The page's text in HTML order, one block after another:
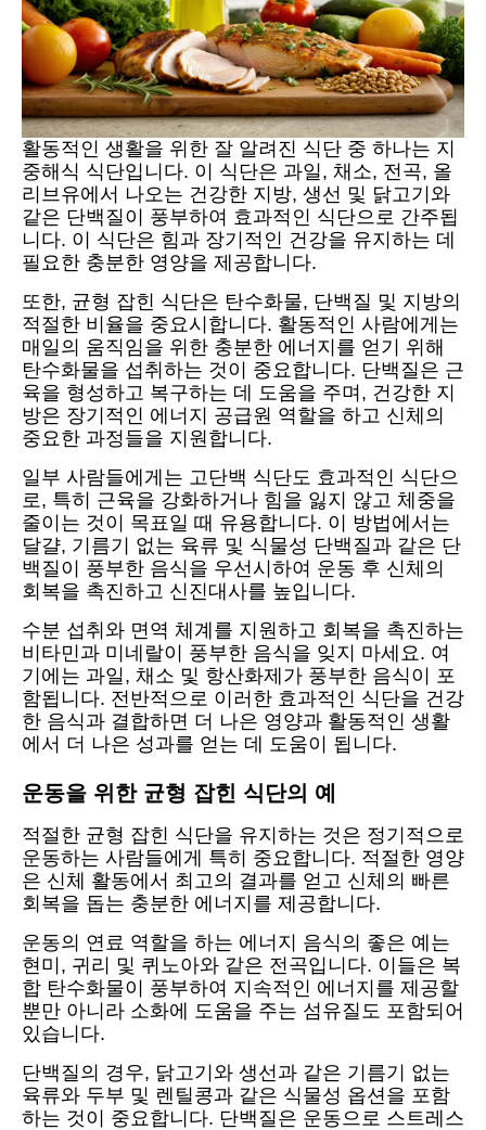
활동적인 생활을 위한 잘 알려진 식단 중 하나는 지
중해식 식단입니다. 이 식단은 과일, 채소, 전곡, 올
리브유에서 나오는 건강한 지방, 생선 및 닭고기와
같은 단백질이 풍부하여 효과적인 식단으로 간주됩
니다. 이 식단은 힘과 장기적인 건강을 유지하는 데
필요한 충분한 영양을 제공합니다.
또한, 균형 잡힌 식단은 탄수화물, 단백질 및 지방의
적절한 비율을 중요시합니다. 활동적인 사람에게는
매일의 움직임을 위한 충분한 에너지를 얻기 위해
탄수화물을 섭취하는 것이 중요합니다. 단백질은 근
육을 형성하고 복구하는 데 도움을 주며, 건강한 지
방은 장기적인 에너지 공급원 역할을 하고 신체의
중요한 과정들을 지원합니다.
일부 사람들에게는 고단백 식단도 효과적인 식단으
로, 특히 근육을 강화하거나 힘을 잃지 않고 체중을
줄이는 것이 목표일 때 유용합니다. 이 방법에서는
달걀, 기름기 없는 육류 및 식물성 단백질과 같은 단
백질이 풍부한 음식을 우선시하여 운동 후 신체의
회복을 촉진하고 신진대사를 높입니다.
수분 섭취와 면역 체계를 지원하고 회복을 촉진하는
비타민과 미네랄이 풍부한 음식을 잊지 마세요. 여
기에는 과일, 채소 및 항산화제가 풍부한 음식이 포
함됩니다. 전반적으로 이러한 효과적인 식단을 건강
한 음식과 결합하면 더 나은 영양과 활동적인 생활
에서 더 나은 성과를 얻는 데 도움이 됩니다.
운동을 위한 균형 잡힌 식단의 예
적절한 균형 잡힌 식단을 유지하는 것은 정기적으로
운동하는 사람들에게 특히 중요합니다. 적절한 영양
은 신체 활동에서 최고의 결과를 얻고 신체의 빠른
회복을 돕는 충분한 에너지를 제공합니다.
운동의 연료 역할을 하는 에너지 음식의 좋은 예는
현미, 귀리 및 퀴노아와 같은 전곡입니다. 이들은 복
합 탄수화물이 풍부하여 지속적인 에너지를 제공할
뿐만 아니라 소화에 도움을 주는 섬유질도 포함되어
있습니다.
단백질의 경우, 닭고기와 생선과 같은 기름기 없는
육류와 두부 및 렌틸콩과 같은 식물성 옵션을 포함
하는 것이 중요합니다. 단백질은 운동으로 스트레스